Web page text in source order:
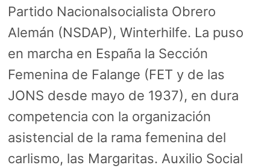
Partido Nacionalsocialista Obrero
Alemán (NSDAP), Winterhilfe. La puso
en marcha en España la Sección
Femenina de Falange (FET y de las
JONS desde mayo de 1937), en dura
competencia con la organización
asistencial de la rama femenina del
carlismo, las Margaritas. Auxilio Social